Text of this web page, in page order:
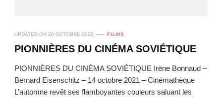
UPDATED ON 20 OCTOBRE 2020 FILMS
PIONNIÈRES DU CINÉMA SOVIÉTIQUE
PIONNIÈRES DU CINÉMA SOVIÉTIQUE Irène Bonnaud –
Bernard Eisenschitz – 14 octobre 2021 – Cinémathèque
L’automne revêt ses flamboyantes couleurs saluant les